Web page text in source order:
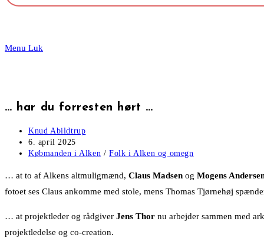
Menu Luk
… har du forresten hørt …
Post
author:
Knud Abildtrup
Post
published:
6. april 2025
Post
Købmanden i Alken / Folk i Alken og omegn
… at to af Alkens altmuligmænd, Claus Madsen og Mogens
fotoet ses Claus ankomme med stole, mens Thomas Tjørnehøj
… at projektleder og rådgiver Jens Thor nu arbejder sammen med
projektledelse og co-creation.